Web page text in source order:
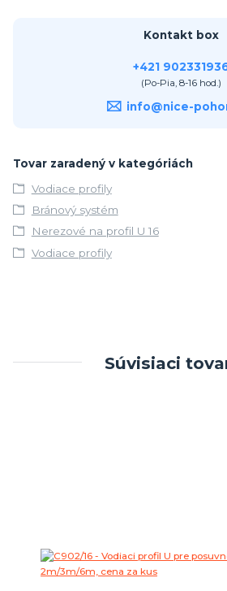
Kontakt box
+421
(Po-Pia, 8-16 hod.)
info@nice-
Tovar zaradený v kategóriách
Vodiace profily
Bránový systém
Nerezové na profil U 16
Vodiace profily
Súvisiaci